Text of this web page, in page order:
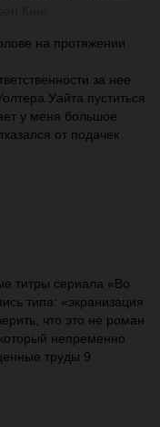
на протяжении
за нее
Уайта пуститься
у меня большое
от подачек
титры сериала «Во
типа: «экранизация
что это не роман
непременно
труды 9